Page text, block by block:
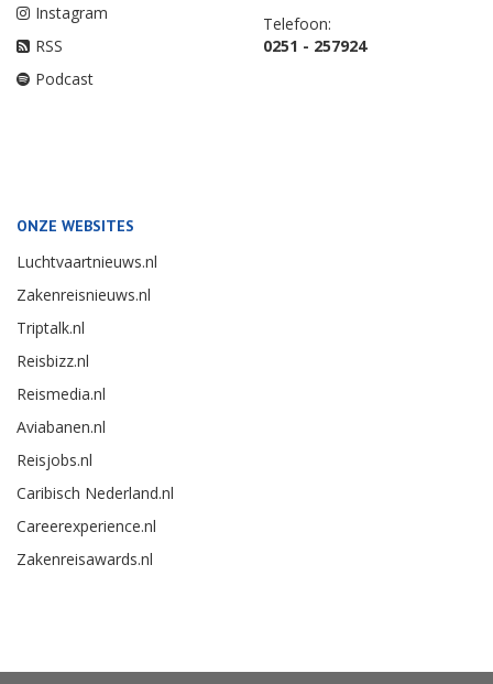
Instagram
RSS
Podcast
Telefoon:
0251 - 257924
ONZE WEBSITES
Luchtvaartnieuws.nl
Zakenreisnieuws.nl
Triptalk.nl
Reisbizz.nl
Reismedia.nl
Aviabanen.nl
Reisjobs.nl
Caribisch Nederland.nl
Careerexperience.nl
Zakenreisawards.nl